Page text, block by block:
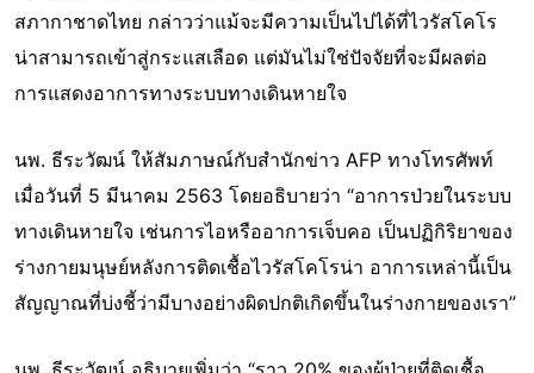
สภากาชาดไทย กล่าวว่าแม้จะมีความเป็นไปได้ที่ไวรัสโคโร
น่าสามารถเข้าสู่กระแสเลือด แต่มันไม่ใช่ปัจจัยที่จะมีผลต่อ
การแสดงอาการทางระบบทางเดินหายใจ
นพ. ธีระวัฒน์ ให้สัมภาษณ์กับสำนักข่าว AFP ทางโทรศัพท์
เมื่อวันที่ 5 มีนาคม 2563 โดยอธิบายว่า “อาการป่วยในระบบ
ทางเดินหายใจ เช่นการไอหรืออาการเจ็บคอ เป็นปฏิกิริยาของ
ร่างกายมนุษย์หลังการติดเชื้อไวรัสโคโรน่า อาการเหล่านี้เป็น
สัญญาณที่บ่งชี้ว่ามีบางอย่างผิดปกติเกิดขึ้นในร่างกายของเรา”